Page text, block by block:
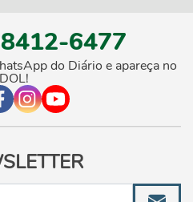
6477
do Diário e apareça no
DOL!